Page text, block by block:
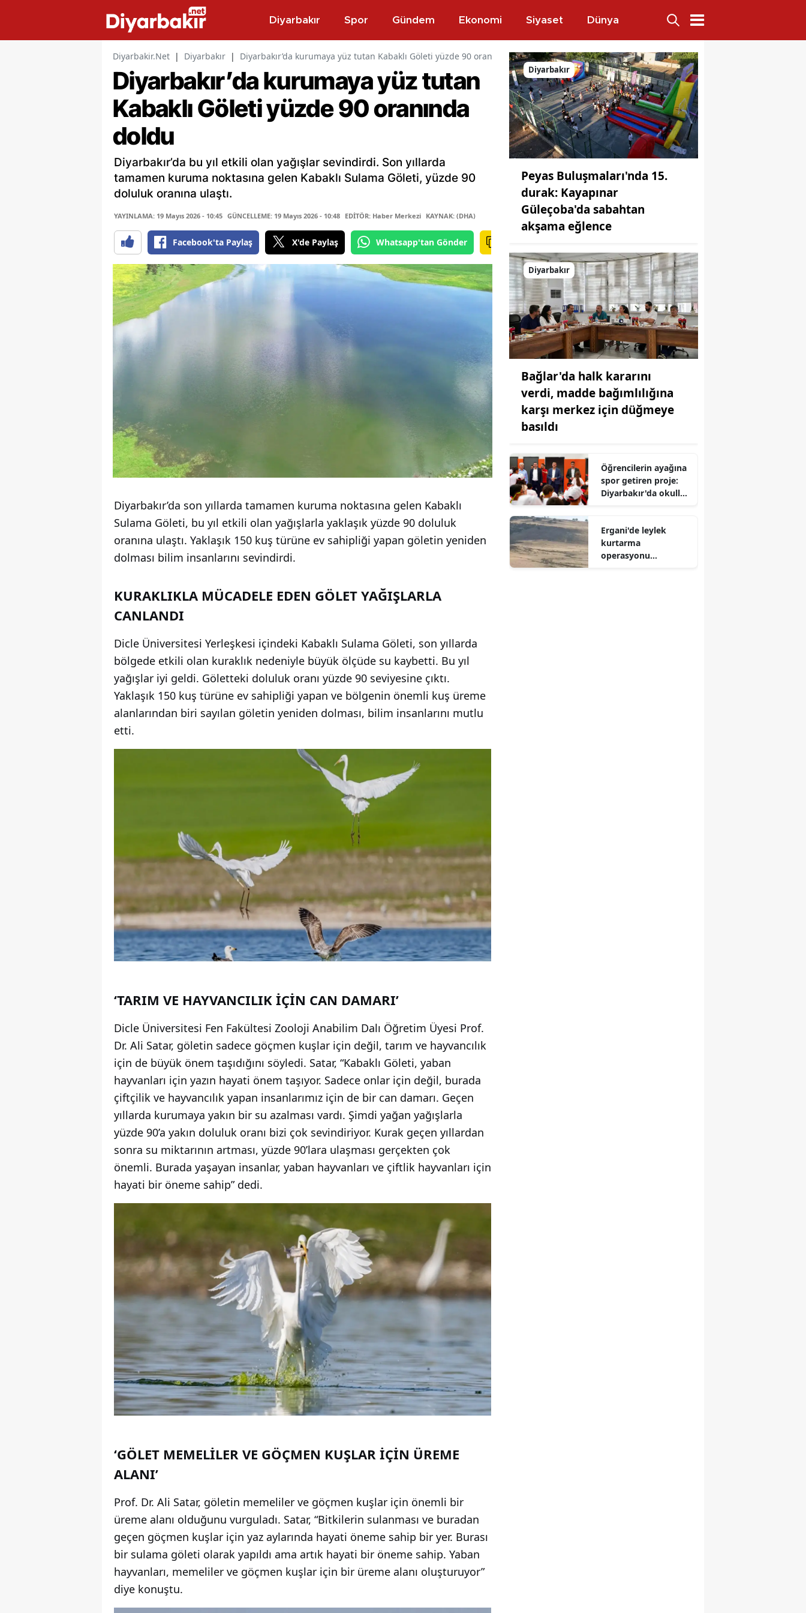
Diyarbakır Spor Gündem Ekonomi Siyaset Dünya
Diyarbakir.Net | Diyarbakır | Diyarbakır’da kurumaya yüz tutan Kabaklı Göleti yüzde 90 oranında doldu
Diyarbakır’da kurumaya yüz tutan
Kabaklı Göleti yüzde 90 oranında
doldu
Diyarbakır’da bu yıl etkili olan yağışlar sevindirdi. Son yıllarda
tamamen kuruma noktasına gelen Kabaklı Sulama Göleti, yüzde 90
doluluk oranına ulaştı.
YAYINLAMA: 19 Mayıs 2026 - 10:45 GÜNCELLEME: 19 Mayıs 2026 - 10:48 EDİTÖR: Haber Merkezi KAYNAK: (DHA)
Facebook'ta Paylaş X'de Paylaş Whatsapp'tan Gönder
Diyarbakır’da son yıllarda tamamen kuruma noktasına gelen Kabaklı
Sulama Göleti, bu yıl etkili olan yağışlarla yaklaşık yüzde 90 doluluk
oranına ulaştı. Yaklaşık 150 kuş türüne ev sahipliği yapan göletin yeniden
dolması bilim insanlarını sevindirdi.
KURAKLIKLA MÜCADELE EDEN GÖLET YAĞIŞLARLA
CANLANDI
Dicle Üniversitesi Yerleşkesi içindeki Kabaklı Sulama Göleti, son yıllarda
bölgede etkili olan kuraklık nedeniyle büyük ölçüde su kaybetti. Bu yıl
yağışlar iyi geldi. Göletteki doluluk oranı yüzde 90 seviyesine çıktı.
Yaklaşık 150 kuş türüne ev sahipliği yapan ve bölgenin önemli kuş üreme
alanlarından biri sayılan göletin yeniden dolması, bilim insanlarını mutlu
etti.
‘TARIM VE HAYVANCILIK İÇİN CAN DAMARI’
Dicle Üniversitesi Fen Fakültesi Zooloji Anabilim Dalı Öğretim Üyesi Prof.
Dr. Ali Satar, göletin sadece göçmen kuşlar için değil, tarım ve hayvancılık
için de büyük önem taşıdığını söyledi. Satar, “Kabaklı Göleti, yaban
hayvanları için yazın hayati önem taşıyor. Sadece onlar için değil, burada
çiftçilik ve hayvancılık yapan insanlarımız için de bir can damarı. Geçen
yıllarda kurumaya yakın bir su azalması vardı. Şimdi yağan yağışlarla
yüzde 90’a yakın doluluk oranı bizi çok sevindiriyor. Kurak geçen yıllardan
sonra su miktarının artması, yüzde 90’lara ulaşması gerçekten çok
önemli. Burada yaşayan insanlar, yaban hayvanları ve çiftlik hayvanları için
hayati bir öneme sahip” dedi.
‘GÖLET MEMELİLER VE GÖÇMEN KUŞLAR İÇİN ÜREME
ALANI’
Prof. Dr. Ali Satar, göletin memeliler ve göçmen kuşlar için önemli bir
üreme alanı olduğunu vurguladı. Satar, “Bitkilerin sulanması ve buradan
geçen göçmen kuşlar için yaz aylarında hayati öneme sahip bir yer. Burası
bir sulama göleti olarak yapıldı ama artık hayati bir öneme sahip. Yaban
hayvanları, memeliler ve göçmen kuşlar için bir üreme alanı oluşturuyor”
diye konuştu.
Diyarbakır
Peyas Buluşmaları'nda 15.
durak: Kayapınar
Güleçoba'da sabahtan
akşama eğlence
Diyarbakır
Bağlar'da halk kararını
verdi, madde bağımlılığına
karşı merkez için düğmeye
basıldı
Öğrencilerin ayağına
spor getiren proje:
Diyarbakır'da okullar
Ergani'de leylek
kurtarma
operasyonu